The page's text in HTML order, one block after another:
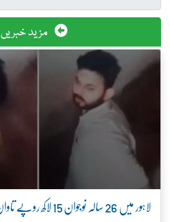
مزید خبریں
لاہور میں 26 سالہ نوجوان 15 لاکھ روپے تاوان کے لیے اغوا